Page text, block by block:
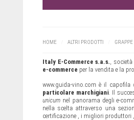
HOME ALTRI PRODOTTI
Italy E-Commerce s.a.s.,
e-commerce per la vendita e la
www.guida-vino.com è il
particolare marchigiani. Il
unicum nel panorama degli e-
nella scelta attraverso una
certificazione , i migliori produttori